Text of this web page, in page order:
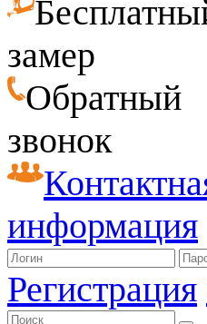
замер
Обратный
звонок
информация
Регистрация